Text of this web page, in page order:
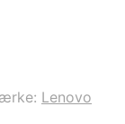
Lenovo